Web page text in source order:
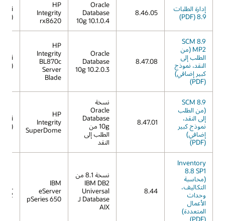
إدارة الطلبات
8.9 (PDF)
8.46.05
Oracle
Database
10g 10.1.0.4
HP
Integrity
rx8620
11i
SCM 8.9
MP2 (من
الطلب إلى
النقد، نموذج
كبير إضافي)
(PDF)
8.47.08
Oracle
Database
10g 10.2.0.3
HP
Integrity
BL870c
Server
Blade
11i
SCM 8.9
(من الطلب
إلى النقد،
نموذج كبير
إضافي)
(PDF)
8.47.01
نسخة
Oracle
Database
10g من
الطلب إلى
النقد
HP
Integrity
SuperDome
11i
Inventory
8.8 SP1
(محاسبة
التكاليف،
وحدات
الأعمال
المتعددة)
(PDF)
8.44
نسخة 8.1 من
IBM DB2
Universal
Database لـ
AIX
IBM
eServer
pSeries 650
5L
V5.2